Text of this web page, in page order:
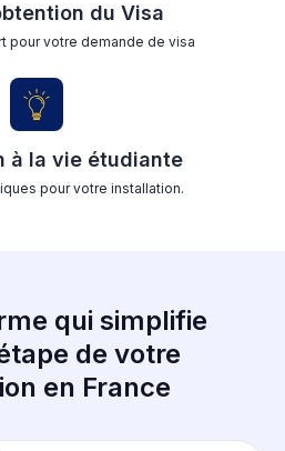
du Visa
pour votre demande de visa
à la vie étudiante
pour votre installation.
qui simplifie
de votre
en France